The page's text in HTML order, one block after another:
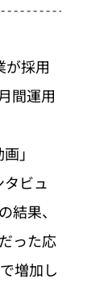
が採用
間運用
」
タビュ
結果、
った応
増加し